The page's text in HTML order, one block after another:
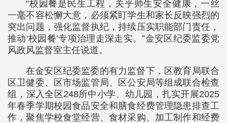
“校园餐是民生工程，关乎师生安全健康，一丝
一毫不容松懈大意，必须紧盯学生和家长反映强烈的
突出问题，强化监督执纪，持续压实职能部门责任，
推动‘校园餐’专项治理走深走实。”金安区纪委监委党
风政风监督室主任说道。
在金安区纪委监委的有力监督下，区教育局联合
区卫健委、区市场监管局、区公安局等组成联合检查
组，深入全区248所中小学、幼儿园，扎实开展2025
年春季学期校园食品安全和膳食经费管理隐患排查工
作，聚焦学校食堂经营、食材采购、加工制作和经费